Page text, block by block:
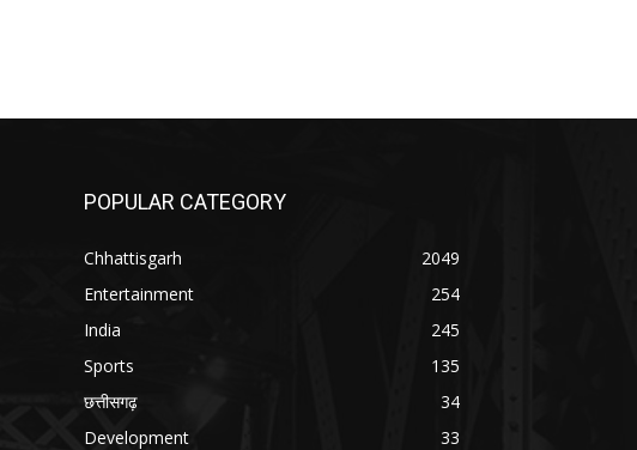
POPULAR CATEGORY
Chhattisgarh
2049
Entertainment
254
India
245
Sports
135
छत्तीसगढ़
34
Development
33